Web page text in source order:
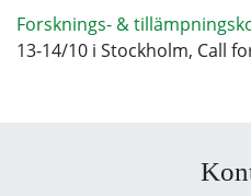
Forsknings- &
13-14/10 i Stockholm, Call